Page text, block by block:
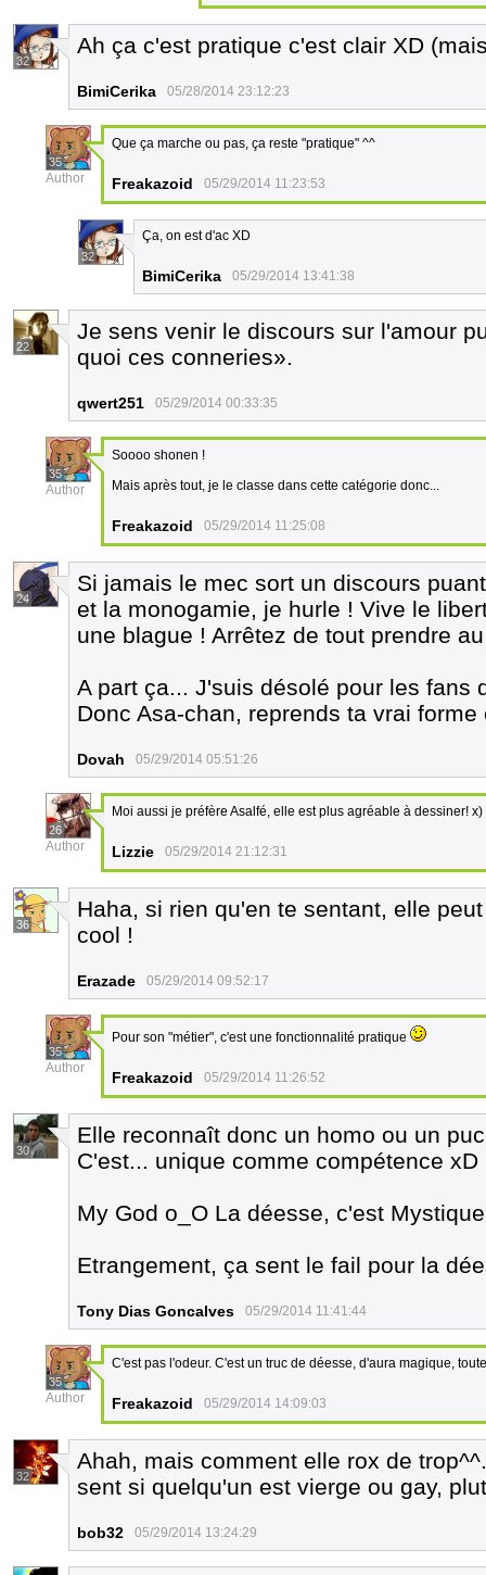
32
Ah ça c'est pratique c'est clair XD
BimiCerika 05/28/2014 23:12:23
35
Author
Que ça marche ou pas, ça reste "pratique" ^^
Freakazoid 05/29/2014 11:23:53
32
Ça, on est d'ac XD
BimiCerika 05/29/2014 13:41:38
22
Je sens venir le discours sur l'amour
quoi ces conneries».
qwert251 05/29/2014 00:33:35
35
Author
Soooo shonen !
Mais après tout, je le classe dans cette catégorie donc...
Freakazoid 05/29/2014 11:25:08
24
Si jamais le mec sort un discours
et la monogamie, je hurle ! Vive le
une blague ! Arrêtez de tout prendre
A part ça... J'suis désolé pour les fans
Donc Asa-chan, reprends ta vrai
Dovah 05/29/2014 05:51:26
26
Author
Moi aussi je préfère Asalfé, elle est plus agréable à dessiner!
Lizzie 05/29/2014 21:12:31
36
Haha, si rien qu'en te sentant, elle
cool !
Erazade 05/29/2014 09:52:17
35
Author
Pour son "métier", c'est une fonctionnalité pratique
Freakazoid 05/29/2014 11:26:52
30
Elle reconnaît donc un homo ou un
C'est... unique comme compétence xD
My God o_O La déesse, c'est
Etrangement, ça sent le fail pour la
Tony Dias Goncalves 05/29/2014 11:41:44
35
Author
C'est pas l'odeur. C'est un truc de déesse, d'aura magique,
Freakazoid 05/29/2014 14:09:03
32
Ahah, mais comment elle rox de
sent si quelqu'un est vierge ou gay,
bob32 05/29/2014 13:24:29